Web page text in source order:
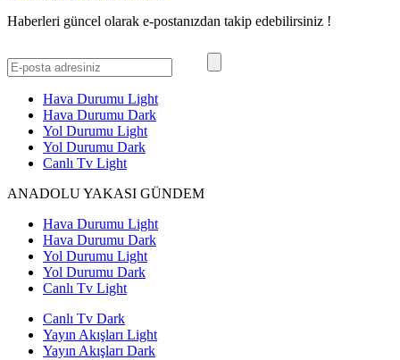
Haberleri güncel olarak e-postanızdan takip edebilirsiniz !
Hava Durumu Light
Hava Durumu Dark
Yol Durumu Light
Yol Durumu Dark
Canlı Tv Light
ANADOLU YAKASI GÜNDEM
Hava Durumu Light
Hava Durumu Dark
Yol Durumu Light
Yol Durumu Dark
Canlı Tv Light
Canlı Tv Dark
Yayın Akışları Light
Yayın Akışları Dark